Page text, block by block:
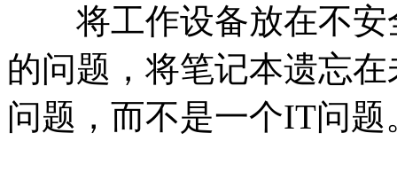
将工作设备放在不安
的问题，将笔记本遗忘
问题，而不是一个IT问题